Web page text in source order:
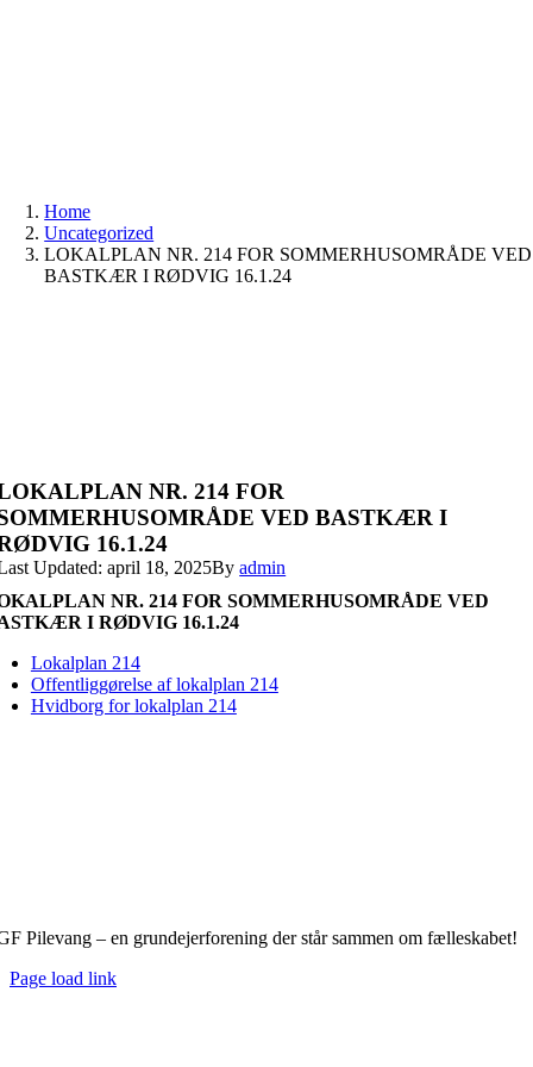
Home
Uncategorized
LOKALPLAN NR. 214 FOR SOMMERHUSOMRÅDE VED
BASTKÆR I RØDVIG 16.1.24
NR. 214 FOR
VED BASTKÆR I
16.1.24
Updated: april 18, 2025Byadmin
NR. 214 FOR SOMMERHUSOMRÅDE VED
I RØDVIG 16.1.24
Lokalplan 214
Offentliggørelse af lokalplan 214
Hvidborg for lokalplan 214
Pilevang – en grundejerforening der står sammen om fælleskabet!
Page load link